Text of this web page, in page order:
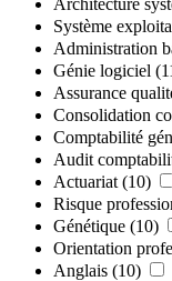
Système
Administration
Génie logiciel
Assurance
Consolidation
Comptabilité
Audit
Actuariat (10)
Risque
Génétique (10)
Orientation
Anglais (10)